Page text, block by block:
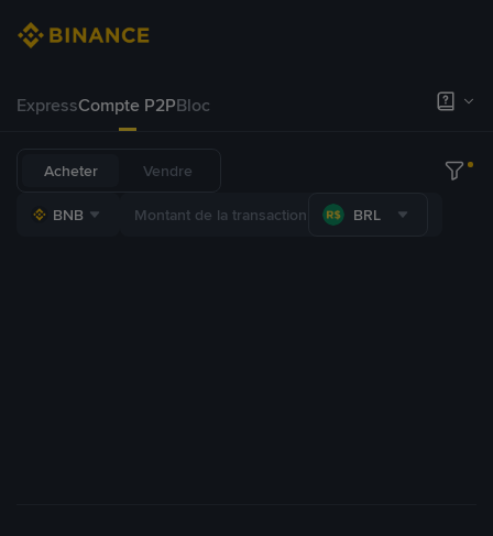
ExpressCompte P2PBloc
Acheter Vendre
BNB BRL